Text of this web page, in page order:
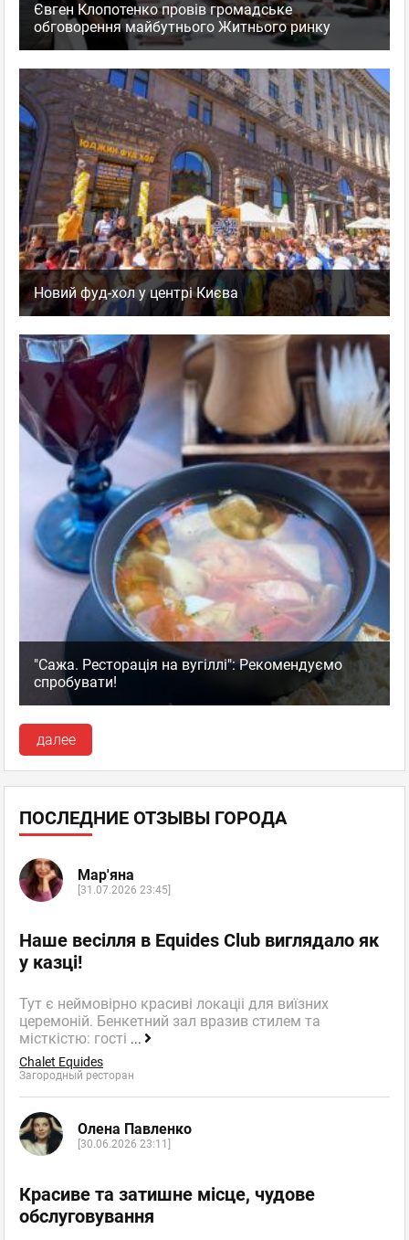
Євген Клопотенко провів громадське
обговорення майбутнього Житнього ринку
Новий фуд-хол у центрі Києва
"Сажа. Ресторація на вугіллі": Рекомендуємо
спробувати!
далее
ПОСЛЕДНИЕ ОТЗЫВЫ ГОРОДА
Мар'яна
[31.07.2026 23:45]
Наше весілля в Equides Club виглядало як
у казці!
Тут є неймовірно красиві локаціі для виїзних
церемоній. Бенкетний зал вразив стилем та
місткістю: гості ...
Chalet Equides
Загородный ресторан
Олена Павленко
[30.06.2026 23:11]
Красиве та затишне місце, чудове
обслуговування